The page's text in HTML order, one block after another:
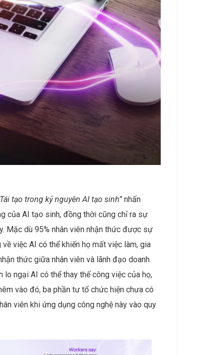
tạo trong kỷ nguyên AI tạo sinh” nhấn
của AI tạo sinh, đồng thời cũng chỉ ra sự
Mặc dù 95% nhân viên nhận thức được sự
việc AI có thể khiến họ mất việc làm, gia
thức giữa nhân viên và lãnh đạo doanh
lo ngại AI có thể thay thế công việc của họ,
vào đó, ba phần tư tổ chức hiện chưa có
viên khi ứng dụng công nghệ này vào quy